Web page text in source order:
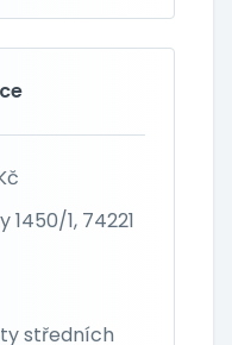
1450/1, 74221
středních